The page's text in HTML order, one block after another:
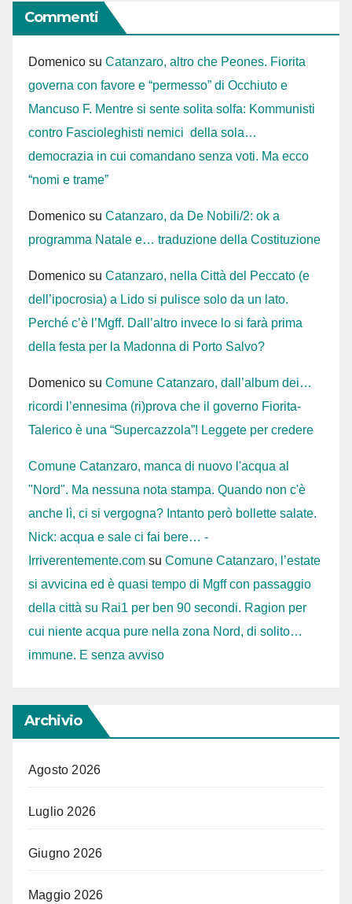
Commenti
Domenico su Catanzaro, altro che Peones. Fiorita
governa con favore e “permesso” di Occhiuto e
Mancuso F. Mentre si sente solita solfa: Kommunisti
contro Fascioleghisti nemici della sola…
democrazia in cui comandano senza voti. Ma ecco
“nomi e trame”
Domenico su Catanzaro, da De Nobili/2: ok a
programma Natale e… traduzione della Costituzione
Domenico su Catanzaro, nella Città del Peccato (e
dell’ipocrosia) a Lido si pulisce solo da un lato.
Perché c’è l’Mgff. Dall’altro invece lo si farà prima
della festa per la Madonna di Porto Salvo?
Domenico su Comune Catanzaro, dall’album dei…
ricordi l’ennesima (ri)prova che il governo Fiorita-
Talerico è una “Supercazzola”! Leggete per credere
Comune Catanzaro, manca di nuovo l'acqua al
"Nord". Ma nessuna nota stampa. Quando non c'è
anche lì, ci si vergogna? Intanto però bollette salate.
Nick: acqua e sale ci fai bere… -
Irriverentemente.com su Comune Catanzaro, l’estate
si avvicina ed è quasi tempo di Mgff con passaggio
della città su Rai1 per ben 90 secondi. Ragion per
cui niente acqua pure nella zona Nord, di solito…
immune. E senza avviso
Archivio
Agosto 2026
Luglio 2026
Giugno 2026
Maggio 2026